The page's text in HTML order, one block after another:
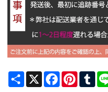
Share X FacebookPinterest